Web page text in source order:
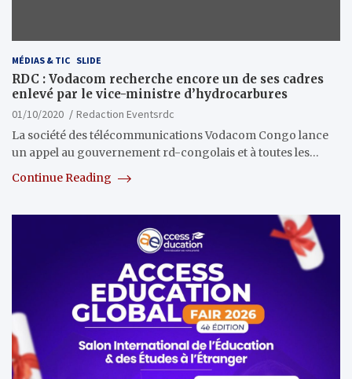
MÉDIAS & TIC SLIDE
RDC : Vodacom recherche encore un de ses cadres
enlevé par le vice-ministre d’hydrocarbures
01/10/2020
Redaction Eventsrdc
La société des télécommunications Vodacom Congo lance
un appel au gouvernement rd-congolais et à toutes les…
Continue Reading